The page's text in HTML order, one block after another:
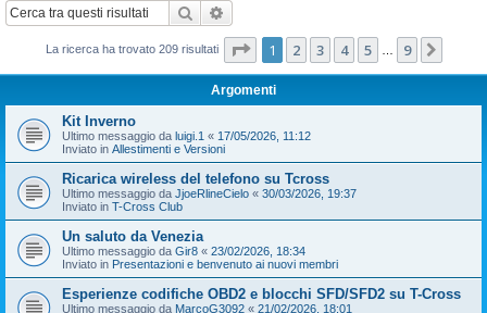
Cerca
La ricerca ha trovato 209 risultati Pagina di
1 2 3 4 5 9
Argomenti
Kit Inverno
Ultimo messaggio da luigi.1 « 17/05/2026, 11:12
Inviato in Allestimenti e Versioni
Ricarica wireless del telefono su Tcross
Ultimo messaggio da JjoeRlineCielo « 30/03/2026, 19:37
Inviato in T-Cross Club
Un saluto da Venezia
Ultimo messaggio da Gir8 « 23/02/2026, 18:34
Inviato in Presentazioni e benvenuto ai nuovi membri
Esperienze codifiche OBD2 e blocchi SFD/SFD2 su T-Cross
Ultimo messaggio da MarcoG3092 « 21/02/2026, 18:01